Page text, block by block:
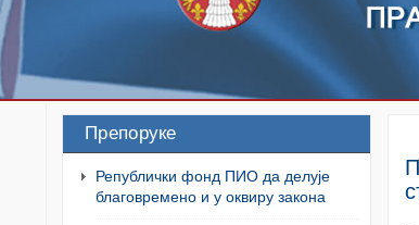
Препоруке
Републички фонд ПИО да делује
благовремено и у оквиру закона